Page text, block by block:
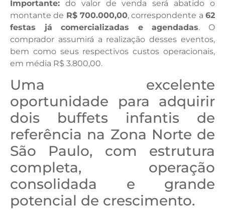
Importante: do valor de venda será abatido o
montante de R$ 700.000,00, correspondente a62
festas já comercializadas e agendadas. O
comprador assumirá a realização desses eventos,
bem como seus respectivos custos operacionais,
em média R$ 3.800,00.
Uma excelente
oportunidade para adquirir
dois buffets infantis de
referência na Zona Norte de
São Paulo, com estrutura
completa, operação
consolidada e grande
potencial de crescimento.